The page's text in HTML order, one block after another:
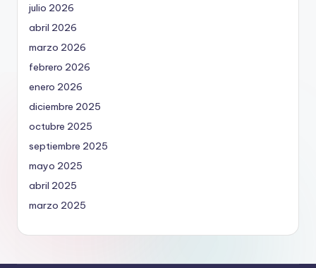
julio 2026
abril 2026
marzo 2026
febrero 2026
enero 2026
diciembre 2025
octubre 2025
septiembre 2025
mayo 2025
abril 2025
marzo 2025